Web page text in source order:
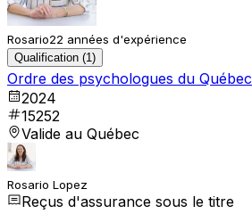
Rosario22 années d'expérience
Qualification (1)
Ordre des psychologues du
2024
15252
Valide au Québec
Rosario Lopez
Reçus d'assurance sous le titre